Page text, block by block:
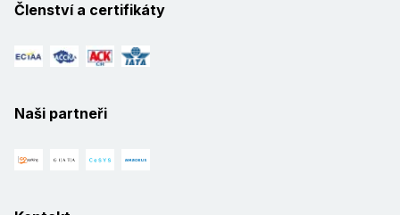
Členství a certifikáty
Naši partneři